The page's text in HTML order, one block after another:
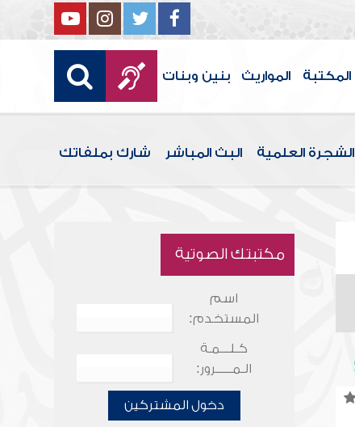
المكتبة المواريث بنين وبنات
الشجرة العلمية البث المباشر شارك بملفاتك
مكتبتك الصوتية
اسم
المستخدم:
كـلـــمـة
الـمـــــرور:
دخول المشتركين